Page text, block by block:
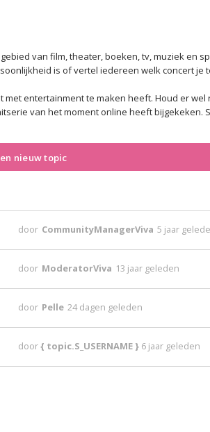
van film, theater, boeken, tv, muziek en
is of vertel iedereen welk concert je
met entertainment te maken heeft. Houd er wel
van het moment online heeft bijgekeken.
nieuw topic
door CommunityManagerViva 5 jaar
door ModeratorViva 13 jaar geleden
door Pelle 24 dagen geleden
door{ topic.S_USERNAME } 6 jaar geleden